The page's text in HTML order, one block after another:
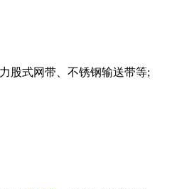
股式网带、不锈钢输送带等;